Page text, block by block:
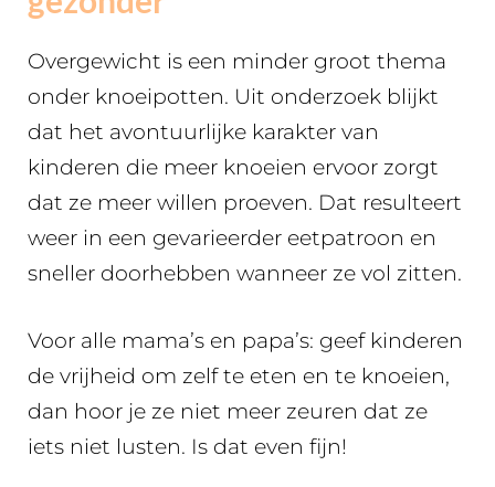
Overgewicht is een minder groot thema
onder knoeipotten. Uit onderzoek blijkt
dat het avontuurlijke karakter van
kinderen die meer knoeien ervoor zorgt
dat ze meer willen proeven. Dat resulteert
weer in een gevarieerder eetpatroon en
sneller doorhebben wanneer ze vol zitten.
Voor alle mama’s en papa’s: geef kinderen
de vrijheid om zelf te eten en te knoeien,
dan hoor je ze niet meer zeuren dat ze
iets niet lusten. Is dat even fijn!